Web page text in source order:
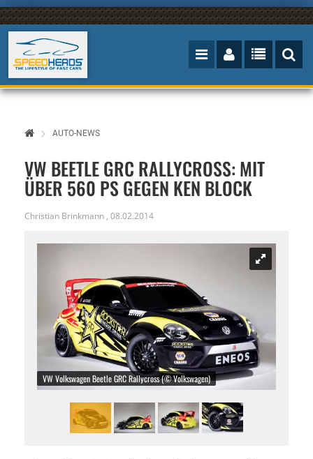
AUTO-NEWS
VW BEETLE GRC RALLYCROSS: MIT
ÜBER 560 PS GEGEN KEN BLOCK
Christian Brinkmann , 08.02.2014
VW Volkswagen Beetle GRC Rallycross (© Volkswagen)